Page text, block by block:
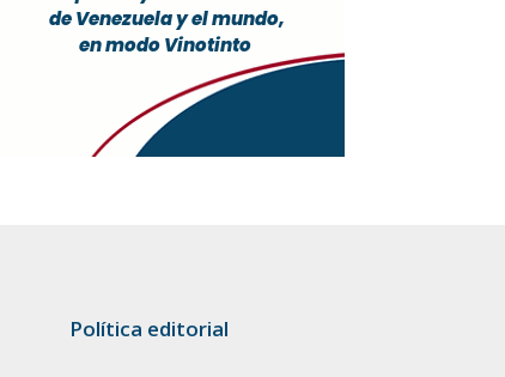
Política editorial